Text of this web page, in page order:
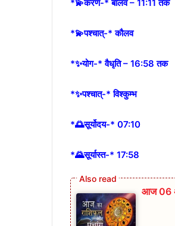
*💫करण-* बालव – 11:11 तक
*💫पश्चात्-* कौलव
*✨योग-* वैधृति – 16:58 तक
*✨पश्चात्-* विश्कुम्भ
*🌅सूर्योदय-* 07:10
*🌄सूर्यास्त-* 17:58
आज 06